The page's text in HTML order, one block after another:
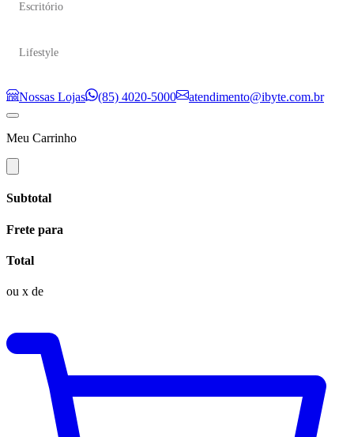
Escritório
Lifestyle
Nossas Lojas (85) 4020-5000 atendimento@ibyte.com.br
Meu Carrinho
Subtotal
Frete para
Total
ou x de